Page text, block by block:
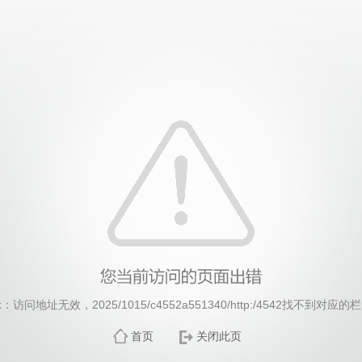
访问地址无效，2025/1015/c4552a551340/http:/4542找不到对应的
首页 关闭此页